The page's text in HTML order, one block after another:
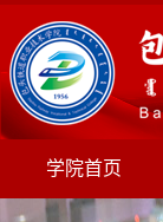
学院首页